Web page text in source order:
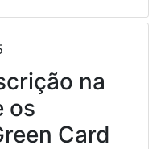
na
os
Card